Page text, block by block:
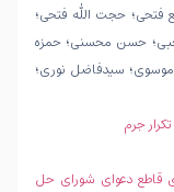
فتحی؛ حجت الله فتحی؛
حسن محسنی؛ حمزه
سیدفاضل نوری؛
جرم
قاطع دعوای شورای حل